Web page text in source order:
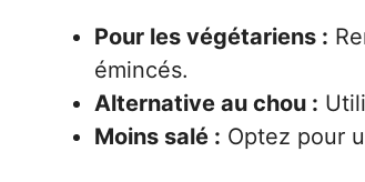
Pour les végétariens :
émincés.
Alternative au chou :
Moins salé : Optez pour